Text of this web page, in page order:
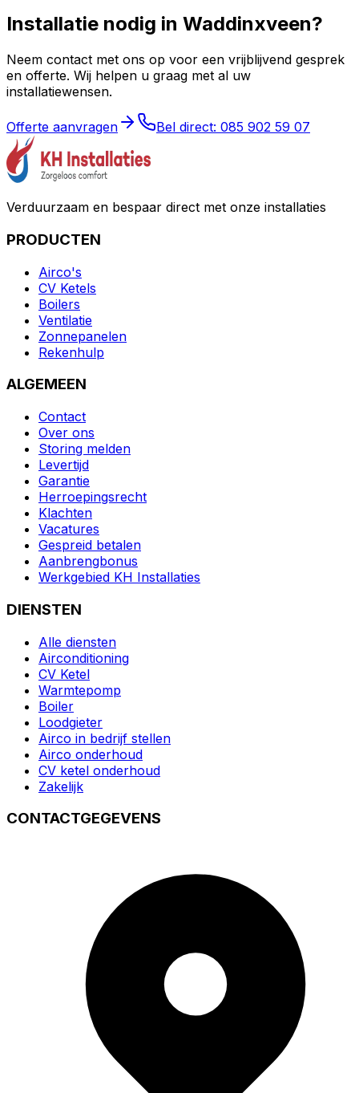
Installatie nodig in Waddinxveen?
Neem contact met ons op voor een vrijblijvend gesprek
en offerte. Wij helpen u graag met al uw
installatiewensen.
Offerte aanvragen Bel direct: 085 902 59 07
Verduurzaam en bespaar direct met onze installaties
PRODUCTEN
Airco's
CV Ketels
Boilers
Ventilatie
Zonnepanelen
Rekenhulp
ALGEMEEN
Contact
Over ons
Storing melden
Levertijd
Garantie
Herroepingsrecht
Klachten
Vacatures
Gespreid betalen
Aanbrengbonus
Werkgebied KH Installaties
DIENSTEN
Alle diensten
Airconditioning
CV Ketel
Warmtepomp
Boiler
Loodgieter
Airco in bedrijf stellen
Airco onderhoud
CV ketel onderhoud
Zakelijk
CONTACTGEGEVENS